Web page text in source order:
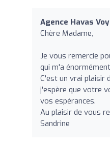
Agence Havas
Chère Madame,
Je vous remercie
qui m'a
C'est un vrai plaisir
j'espère que votre
vos espérances.
Au plaisir de vous
Sandrine